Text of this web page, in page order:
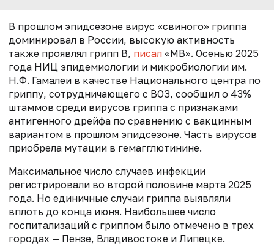
В прошлом эпидсезоне вирус «свиного» гриппа
доминировал в России, высокую активность
также проявлял грипп В, писал «МВ». Осенью 2025
года НИЦ эпидемиологии и микробиологии им.
Н.Ф. Гамалеи в качестве Национального центра по
гриппу, сотрудничающего с ВОЗ, сообщил о 43%
штаммов среди вирусов гриппа с признаками
антигенного дрейфа по сравнению с вакцинным
вариантом в прошлом эпидсезоне. Часть вирусов
приобрела мутации в гемагглютинине.
Максимальное число случаев инфекции
регистрировали во второй половине марта 2025
года. Но единичные случаи гриппа выявляли
вплоть до конца июня. Наибольшее число
госпитализаций с гриппом было отмечено в трех
городах — Пензе, Владивостоке и Липецке.